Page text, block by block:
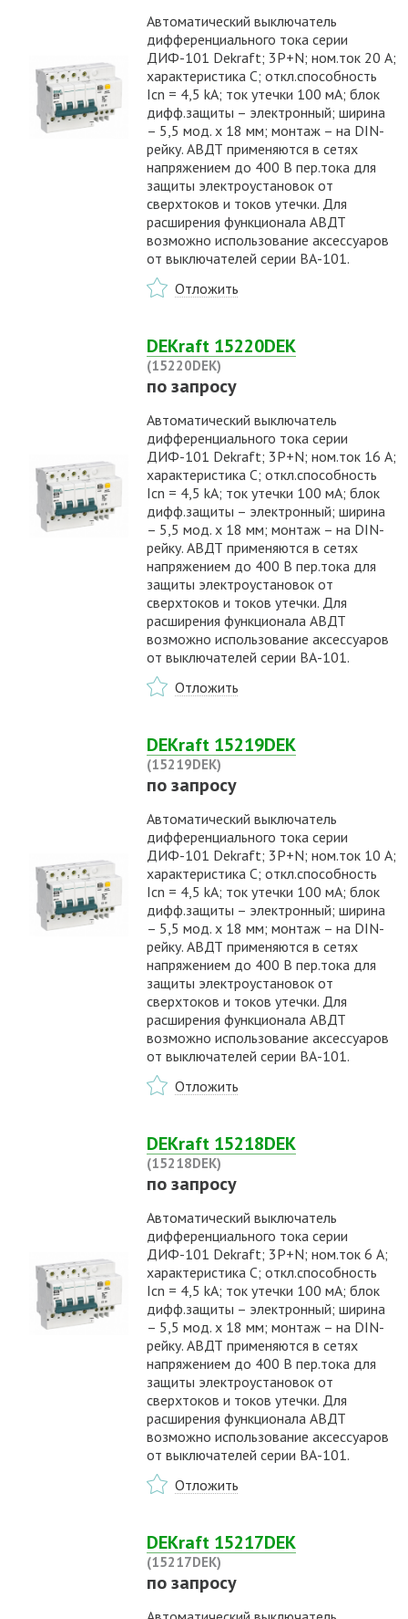
Автоматический выключатель
дифференциального тока серии
ДИФ-101 Dekraft; 3P+N; ном.ток 20 А;
характеристика C; откл.способность
Icn = 4,5 kA; ток утечки 100 мА; блок
дифф.защиты – электронный; ширина
– 5,5 мод. х 18 мм; монтаж – на DIN-
рейку. АВДТ применяются в сетях
напряжением до 400 В пер.тока для
защиты электроустановок от
сверхтоков и токов утечки. Для
расширения функционала АВДТ
возможно использование аксессуаров
от выключателей серии ВА-101.
Отложить
DEKraft 15220DEK
(15220DEK)
по запросу
Автоматический выключатель
дифференциального тока серии
ДИФ-101 Dekraft; 3P+N; ном.ток 16 А;
характеристика C; откл.способность
Icn = 4,5 kA; ток утечки 100 мА; блок
дифф.защиты – электронный; ширина
– 5,5 мод. х 18 мм; монтаж – на DIN-
рейку. АВДТ применяются в сетях
напряжением до 400 В пер.тока для
защиты электроустановок от
сверхтоков и токов утечки. Для
расширения функционала АВДТ
возможно использование аксессуаров
от выключателей серии ВА-101.
Отложить
DEKraft 15219DEK
(15219DEK)
по запросу
Автоматический выключатель
дифференциального тока серии
ДИФ-101 Dekraft; 3P+N; ном.ток 10 А;
характеристика C; откл.способность
Icn = 4,5 kA; ток утечки 100 мА; блок
дифф.защиты – электронный; ширина
– 5,5 мод. х 18 мм; монтаж – на DIN-
рейку. АВДТ применяются в сетях
напряжением до 400 В пер.тока для
защиты электроустановок от
сверхтоков и токов утечки. Для
расширения функционала АВДТ
возможно использование аксессуаров
от выключателей серии ВА-101.
Отложить
DEKraft 15218DEK
(15218DEK)
по запросу
Автоматический выключатель
дифференциального тока серии
ДИФ-101 Dekraft; 3P+N; ном.ток 6 А;
характеристика C; откл.способность
Icn = 4,5 kA; ток утечки 100 мА; блок
дифф.защиты – электронный; ширина
– 5,5 мод. х 18 мм; монтаж – на DIN-
рейку. АВДТ применяются в сетях
напряжением до 400 В пер.тока для
защиты электроустановок от
сверхтоков и токов утечки. Для
расширения функционала АВДТ
возможно использование аксессуаров
от выключателей серии ВА-101.
Отложить
DEKraft 15217DEK
(15217DEK)
по запросу